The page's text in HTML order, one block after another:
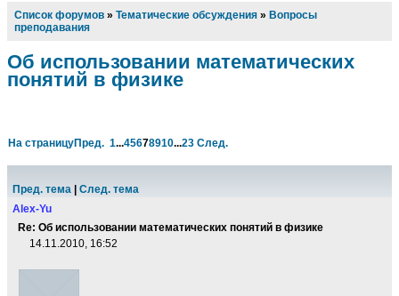
Список форумов » Тематические обсуждения » Вопросы
преподавания
Об использовании математических
понятий в физике
На страницуПред. 1...45678910...23 След.
Пред. тема
След. тема
Alex-Yu
Re: Об использовании математических понятий в физике
14.11.2010, 16:52